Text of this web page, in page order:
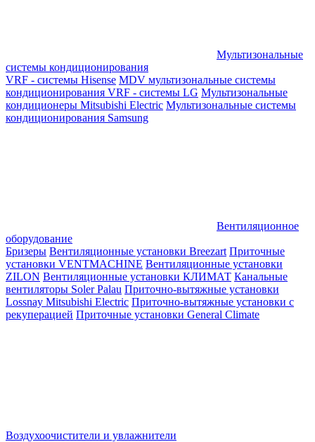
Мультизональные
системы кондиционирования
VRF - системы Hisense MDV мультизональные системы
кондиционирования VRF - системы LG Мультизональные
кондиционеры Mitsubishi Electric Мультизональные системы
кондиционирования Samsung
Вентиляционное
оборудование
Бризеры Вентиляционные установки Breezart Приточные
установки VENTMACHINE Вентиляционные установки
ZILON Вентиляционные установки КЛИМАТ Канальные
вентиляторы Soler Palau Приточно-вытяжные установки
Lossnay Mitsubishi Electric Приточно-вытяжные установки с
рекуперацией Приточные установки General Climate
Воздухоочистители и увлажнители